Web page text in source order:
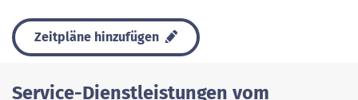
Zeitpläne hinzufügen
Service-Dienstleistungen vom